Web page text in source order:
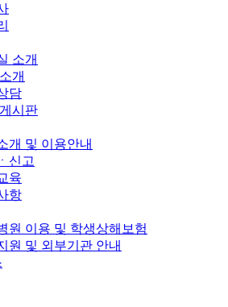
소개
개
담
시판
개 및 이용안내
신고
육
항
원 이용 및 학생상해보험
원 및 외부기관 안내